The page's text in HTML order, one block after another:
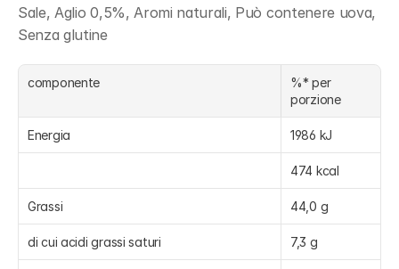
Sale, Aglio 0,5%, Aromi naturali, Può contenere uova,
Senza glutine
componente
%* per
porzione
Energia 1986 kJ
474 kcal
Grassi 44,0 g
di cui acidi grassi saturi 7,3 g